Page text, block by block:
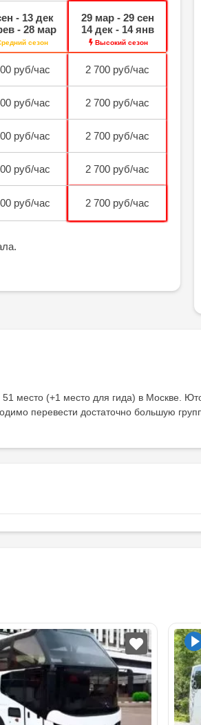
- 13 дек
- 28 мар
сезон
29 мар - 29 сен
14 дек - 14 янв
Высокий сезон
руб/час 2 700 руб/час
руб/час 2 700 руб/час
руб/час 2 700 руб/час
руб/час 2 700 руб/час
руб/час 2 700 руб/час
место (+1 место для гида) в Москве.
перевести достаточно большую